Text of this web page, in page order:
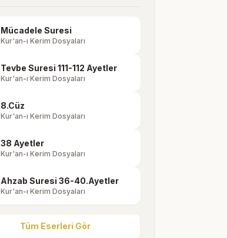
Mücadele Suresi
Kur'an-ı Kerim Dosyaları
Tevbe Suresi 111-112 Ayetler
Kur'an-ı Kerim Dosyaları
8.Cüz
Kur'an-ı Kerim Dosyaları
38 Ayetler
Kur'an-ı Kerim Dosyaları
Ahzab Suresi 36-40.Ayetler
Kur'an-ı Kerim Dosyaları
Tüm Eserleri Gör